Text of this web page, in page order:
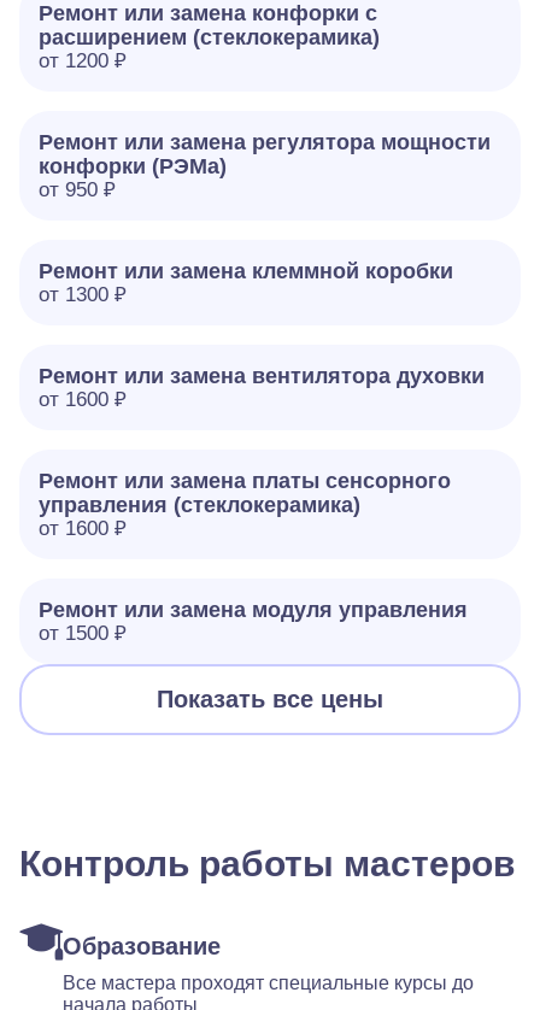
Ремонт или замена конфорки с
расширением (стеклокерамика)
от 1200 ₽
Ремонт или замена регулятора мощности
конфорки (РЭМа)
от 950 ₽
Ремонт или замена клеммной коробки
от 1300 ₽
Ремонт или замена вентилятора духовки
от 1600 ₽
Ремонт или замена платы сенсорного
управления (стеклокерамика)
от 1600 ₽
Ремонт или замена модуля управления
от 1500 ₽
Показать все цены
Контроль работы мастеров
Образование
Все мастера проходят специальные курсы до
начала работы